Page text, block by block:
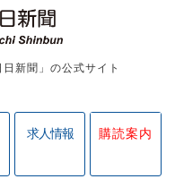
新聞」の公式サイト
求人情報 購読案内